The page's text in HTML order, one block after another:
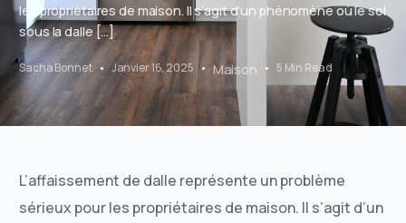
les propriétaires de maison. Il s’agit d’un phénomène où le sol
sous la dalle […]
Sacha Bonnet Janvier 16, 2025 Maison 5 Min Read
L’affaissement de dalle représente un problème
sérieux pour les propriétaires de maison. Il s’agit d’un